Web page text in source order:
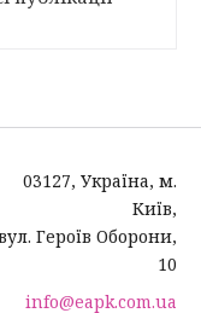
03127, Україна, м.
Київ,
Героїв Оборони,
10
info@eapk.com.ua